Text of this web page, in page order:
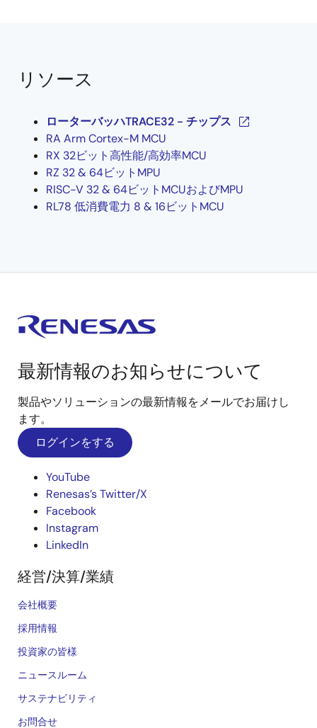
リソース
ローターバッハTRACE32 - チップス
RA Arm Cortex-M MCU
RX 32ビット高性能/高効率MCU
RZ 32 & 64ビットMPU
RISC-V 32 & 64ビットMCUおよびMPU
RL78 低消費電力 8 & 16ビットMCU
最新情報のお知らせについて
製品やソリューションの最新情報をメールでお届けし
ます。
ログインをする
YouTube
Renesas’s Twitter/X
Facebook
Instagram
LinkedIn
経営/決算/業績
会社概要
採用情報
投資家の皆様
ニュースルーム
サステナビリティ
お問合せ